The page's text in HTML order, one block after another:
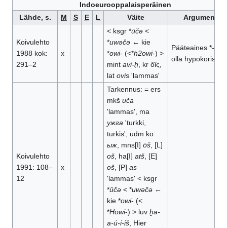
Indoeurooppalaisperäinen
Lähde, s.
M S E L Väite Argumentit
Koivulehto
1988 kok:
291–2
x
< ksgr *ūčə<
*uwəčə← kie
*owi- (<*h2owi-) >
mint avi-ḥ , kr ὄϊς,
lat ovis'lammas'
Pääteaines *-
olla
Koivulehto
1991: 108–
12
x
Tarkennus: = ers
mkš uča
'lammas', ma
ужга 'turkki,
turkis', udm ko
ыж, mns[I] ōš, [L]
oš, ha[I] atš, [E]
oš, [P] as
'lammas' < ksgr
*ūčə< *uwəčə←
kie *owi- (<
*Howi-) > luv ḫa-
a-ú-i-iš, Hier